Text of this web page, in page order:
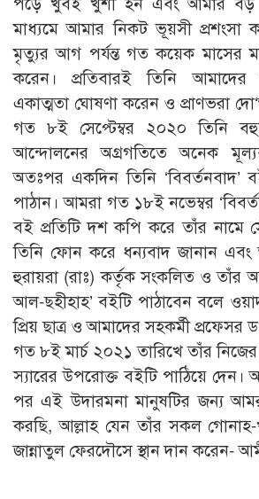
মাধ্যমে আমার নিকট ভূয়সী প্রশংসা
মৃত্যুর আগ পর্যন্ত গত কয়েক মাসের
করেন। প্রতিবারই তিনি
একাত্মতা ঘোষণা করেন ও প্রাণভরা
গত ৮ই সেপ্টেম্বর ২০২০ তিনি
আন্দোলনের অগ্রগতিতে অনেক
অতঃপর একদিন তিনি ‘বিবর্তনবাদ’
পাঠান। আমরা গত ১৮ই নভেম্বর
বই প্রতিটি দশ কপি করে তাঁর নামে
তিনি ফোন করে ধন্যবাদ জানান
হুরায়রা (রাঃ) কর্তৃক সংকলিত ও তাঁর
আল-ছহীহাহ’ বইটি পাঠাবেন বলে
প্রিয় ছাত্র ও আমাদের সহকর্মী প্রফেসর
গত ৮ই মার্চ ২০২১ তারিখে তাঁর
স্যারের উপরোক্ত বইটি পাঠিয়ে
পর এই উদারমনা মানুষটির জন্য
করছি, আল্লাহ যেন তাঁর সকল
জান্নাতুল ফেরদৌসে স্থান দান করেন-